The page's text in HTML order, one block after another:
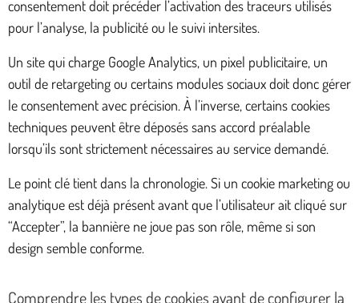
consentement doit précéder l’activation des traceurs utilisés
pour l’analyse, la publicité ou le suivi intersites.
Un site qui charge Google Analytics, un pixel publicitaire, un
outil de retargeting ou certains modules sociaux doit donc gérer
le consentement avec précision. À l’inverse, certains cookies
techniques peuvent être déposés sans accord préalable
lorsqu’ils sont strictement nécessaires au service demandé.
Le point clé tient dans la chronologie. Si un cookie marketing ou
analytique est déjà présent avant que l’utilisateur ait cliqué sur
“Accepter”, la bannière ne joue pas son rôle, même si son
design semble conforme.
Comprendre les types de cookies avant de configurer la